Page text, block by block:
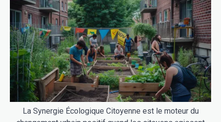
La Synergie Écologique Citoyenne est le moteur du